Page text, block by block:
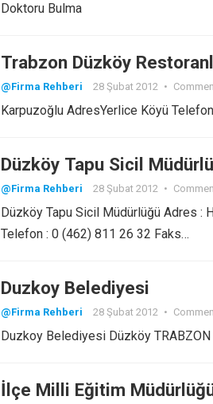
Doktoru Bulma
Trabzon Düzköy
@Firma Rehberi 28 Şubat 2012 •
Karpuzoğlu AdresYerlice Köyü
Düzköy Tapu Sicil
@Firma Rehberi 28 Şubat 2012 •
Düzköy Tapu Sicil Müdürlüğü Adres :
Telefon : 0 (462) 811 26 32 Faks…
Duzkoy Belediyesi
@Firma Rehberi 28 Şubat 2012 •
Duzkoy Belediyesi Düzköy
İlçe Milli Eğitim